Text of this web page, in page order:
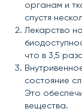
органам и
спустя
Лекарство
что в 3,5
состояние
Это
вещества.